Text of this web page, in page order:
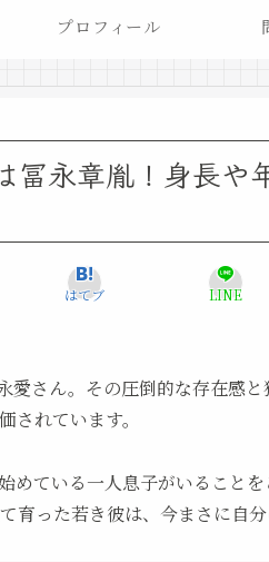
プロフィール
冨永章胤！身長や
はてブ LINE
愛さん。その圧倒的な存在感
されています。
めている一人息子がいること
った若き彼は、今まさに自分